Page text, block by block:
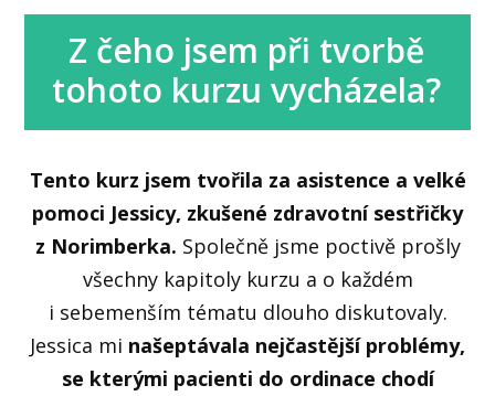
Z čeho jsem při tvorbě
tohoto kurzu vycházela?
Tento kurz jsem tvořila za asistence a velké
pomoci Jessicy, zkušené zdravotní sestřičky
z Norimberka. Společně jsme poctivě prošly
všechny kapitoly kurzu a o každém
i sebemenším tématu dlouho diskutovaly.
Jessica mi našeptávala nejčastější problémy,
se kterými pacienti do ordinace chodí